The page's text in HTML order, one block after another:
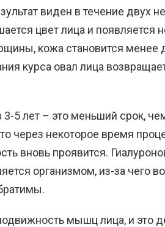
виден в течение двух
цвет лица и появляется
кожа становится менее
курса овал лица
3-5 лет – это меньший срок,
через некоторое время
вновь проявится.
организмом, из-за чего
мышц лица, и это